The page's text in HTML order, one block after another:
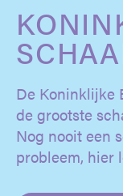
De Koninklijke
de grootste
Nog nooit een
probleem, hier